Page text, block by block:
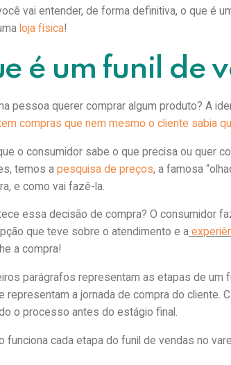
vai entender, de forma definitiva, o que é
loja física!
é um funil de
pessoa querer comprar algum produto? A
compras que nem mesmo o cliente sabia
o consumidor sabe o que precisa ou quer
temos apesquisa de preços, a famosa
e como vai fazê-la.
essa decisão de compra? O consumidor
que teve sobre o atendimento e a
a compra!
parágrafos representam as etapas de um
representam a jornada de compra do cliente.
o processo antes do estágio final.
funciona cada etapa do funil de vendas no